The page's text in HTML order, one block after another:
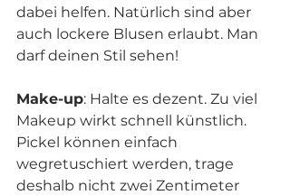
dabei helfen. Natürlich sind aber
auch lockere Blusen erlaubt. Man
darf deinen Stil sehen!
Make-up: Halte es dezent. Zu viel
Makeup wirkt schnell künstlich.
Pickel können einfach
wegretuschiert werden, trage
deshalb nicht zwei Zentimeter